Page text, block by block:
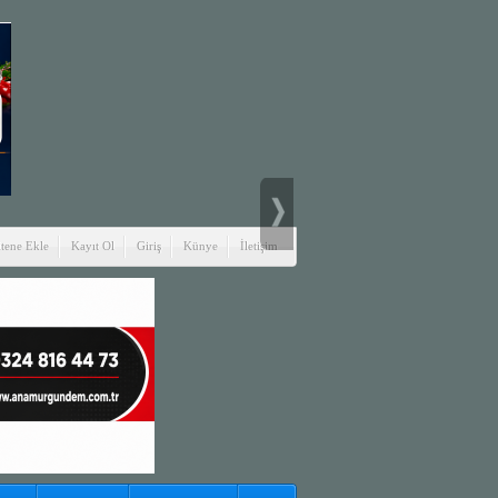
Ekle Kayıt Ol Giriş Künye İletişim